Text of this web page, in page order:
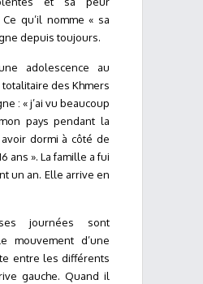
qu’il nomme « sa
depuis toujours.
adolescence au
des Khmers
: « j’ai vu beaucoup
pays pendant la
dormi à côté de
ans ». La famille a fui
un an. Elle arrive en
journées sont
mouvement d’une
entre les différents
gauche. Quand il